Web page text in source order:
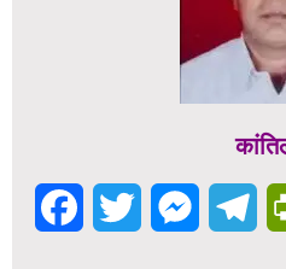
कांतिलाल
FacebookTwitter